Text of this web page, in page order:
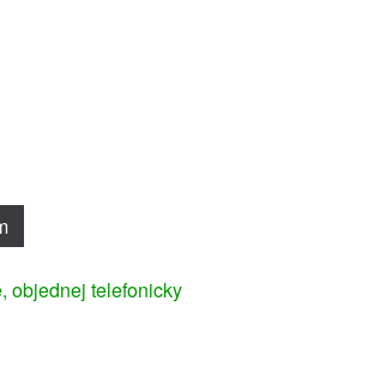
objednej telefonicky